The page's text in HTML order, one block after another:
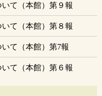
て（本館）第９報
て（本館）第８報
て（本館）第7報
て（本館）第６報